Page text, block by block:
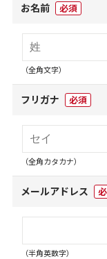
お名前 必須
（全角文字）
フリガナ 必須
（全角カタカナ）
メールアドレス
（半角英数字）